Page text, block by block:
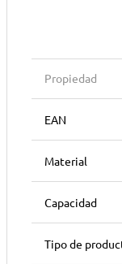
Propiedad
EAN
Material
Capacidad
Tipo de